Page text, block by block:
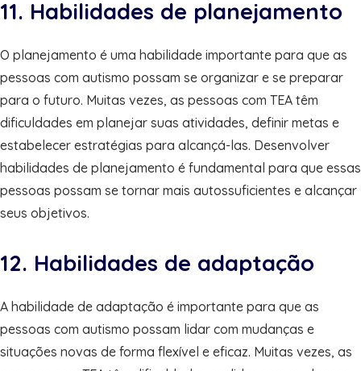
11. Habilidades de planejamento
O planejamento é uma habilidade importante para que as
pessoas com autismo possam se organizar e se preparar
para o futuro. Muitas vezes, as pessoas com TEA têm
dificuldades em planejar suas atividades, definir metas e
estabelecer estratégias para alcançá-las. Desenvolver
habilidades de planejamento é fundamental para que essas
pessoas possam se tornar mais autossuficientes e alcançar
seus objetivos.
12. Habilidades de adaptação
A habilidade de adaptação é importante para que as
pessoas com autismo possam lidar com mudanças e
situações novas de forma flexível e eficaz. Muitas vezes, as